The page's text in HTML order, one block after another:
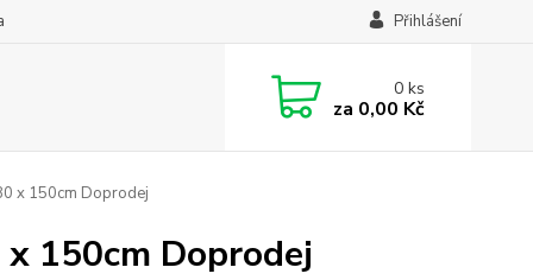
Přihlášení
0ks
za 0,00 Kč
x 150cm Doprodej
150cm Doprodej